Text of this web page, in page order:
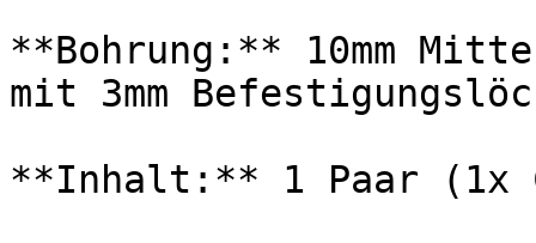
**Bohrung:** 10mm
mit 3mm
**Inhalt:** 1 Paar (1x